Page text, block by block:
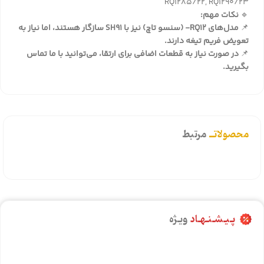
🔹 نکات مهم:
📌
مدل‌های RQ12- (سنسو تاچ) نیز با SH91 سازگار هستند، اما نیاز به
تعویض فریم تیغه دارند.
📌 در صورت نیاز به قطعات اضافی برای ارتقا، می‌توانید با ما تماس
بگیرید.
محصولاتــمرتبط
پـیـشـنـهـادویـژه